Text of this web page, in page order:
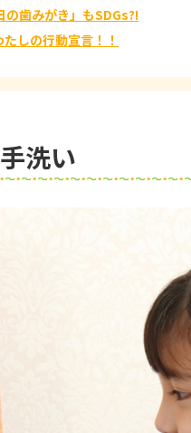
の歯みがき」もSDGs?!
しの行動宣言！！
洗い